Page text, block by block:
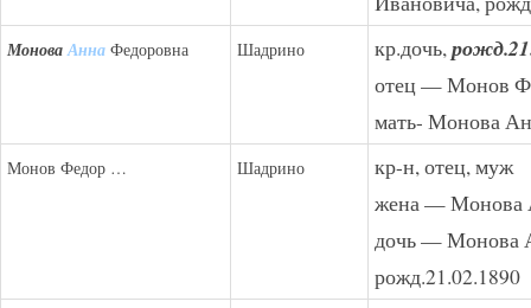
МоноваАнна Федоровна Шадрино кр.дочь,
отец — Монов
мать- Монова
Монов Федор … Шадрино
кр-н, отец, муж
жена — Монова
дочь — Монова
рожд.21.02.1890